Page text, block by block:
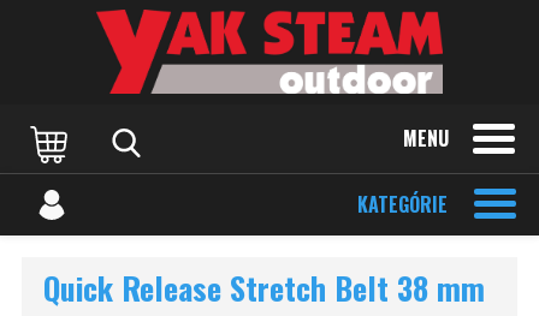
MENU
KATEGÓRIE
Quick Release Stretch Belt 38 mm